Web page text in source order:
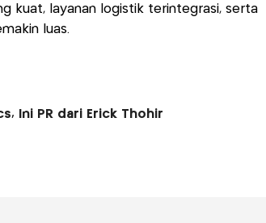
kuat, layanan logistik terintegrasi, serta
luas.
Ini PR dari Erick Thohir